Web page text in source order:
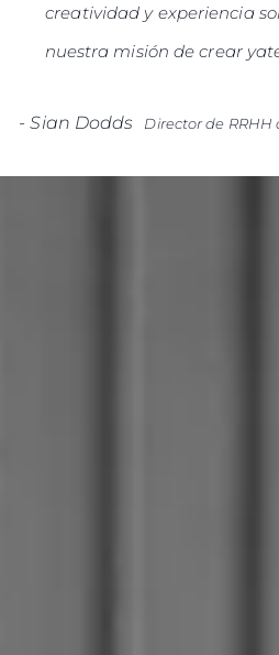
creatividad y experiencia
nuestra misión de crear
-Sian Dodds Director de